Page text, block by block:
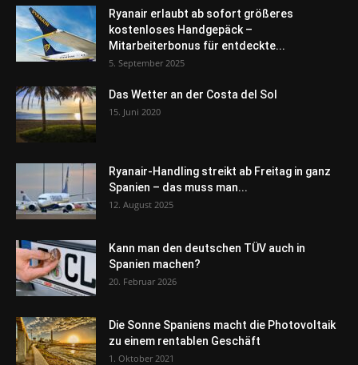
Ryanair erlaubt ab sofort größeres
kostenloses Handgepäck –
Mitarbeiterbonus für entdeckte...
5. September 2025
Das Wetter an der Costa del Sol
15. Juni 2020
Ryanair-Handling streikt ab Freitag in ganz
Spanien – das muss man...
12. August 2025
Kann man den deutschen TÜV auch in
Spanien machen?
20. Februar 2026
Die Sonne Spaniens macht die Photovoltaik
zu einem rentablen Geschäft
1. Oktober 2021